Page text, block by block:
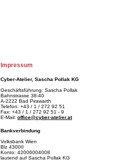
Impressum
Cyber-Atelier, Sascha Pollak KG
Geschäftsführung: Sascha Pollak
Bahnstrasse 38-40
A-2222 Bad Pirawarth
Telefon: +43 / 1 / 272 92 51
Fax: +43 / 1 / 272 92 51 - 9
E-Mail: office@cyber-atelier.at
Bankverbindung
Volksbank Wien
Blz 43000
Konto: 42006004008
lautend auf Sascha Pollak KG